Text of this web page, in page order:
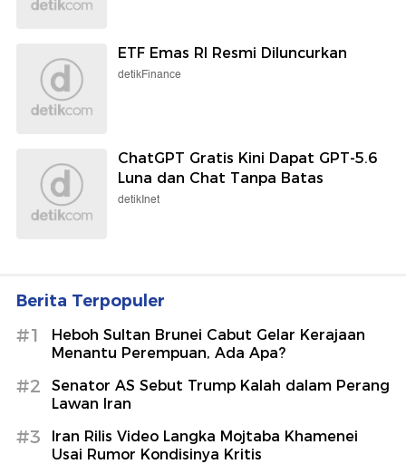
ETF Emas RI Resmi Diluncurkan
detikFinance
ChatGPT Gratis Kini Dapat GPT-5.6
Luna dan Chat Tanpa Batas
detikInet
Berita Terpopuler
#1
Heboh Sultan Brunei Cabut Gelar Kerajaan
Menantu Perempuan, Ada Apa?
#2
Senator AS Sebut Trump Kalah dalam Perang
Lawan Iran
#3
Iran Rilis Video Langka Mojtaba Khamenei
Usai Rumor Kondisinya Kritis